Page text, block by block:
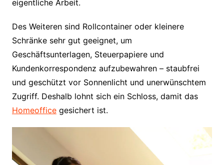
eigentliche Arbeit.
Des Weiteren sind Rollcontainer oder kleinere
Schränke sehr gut geeignet, um
Geschäftsunterlagen, Steuerpapiere und
Kundenkorrespondenz aufzubewahren – staubfrei
und geschützt vor Sonnenlicht und unerwünschtem
Zugriff. Deshalb lohnt sich ein Schloss, damit das
Homeofficegesichert ist.